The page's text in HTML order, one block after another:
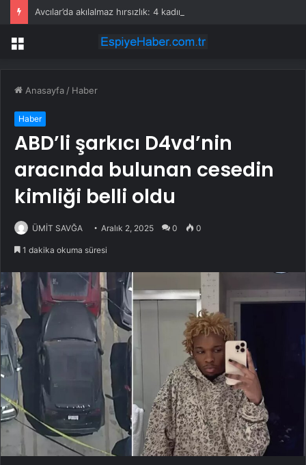
Menü
Anasayfa / Haber
Haber
ABD’li şarkıcı D4vd’nin
aracında bulunan cesedin
kimliği belli oldu
ÜMİT SAVĞA Aralık 2, 2025 0 0
1 dakika okuma süresi